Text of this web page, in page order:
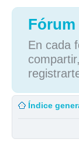
Fórum
En cada
Índice